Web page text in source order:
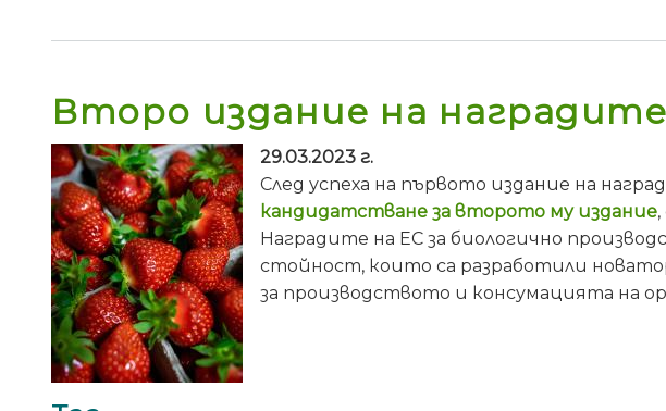
Второ издание на
29.03.2023 г.
След успеха на първото издание на
кандидатстване за второто му издание
Наградите на ЕС за биологично
стойност, които са разработили
за производството и консумацията на